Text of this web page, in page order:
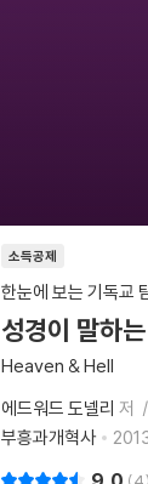
소득공제
한눈에 보는 기독교
성경이 말하
Heaven & Hell
에드워드 도넬리 저
부흥과개혁사